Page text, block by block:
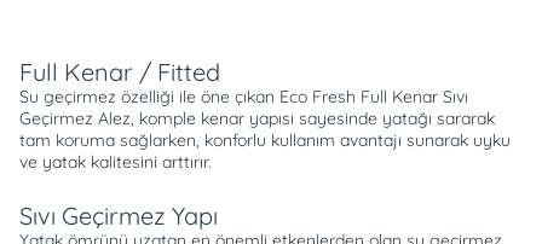
Full Kenar / Fitted
Su geçirmez özelliği ile öne çıkan Eco Fresh Full Kenar Sıvı
Geçirmez Alez, komple kenar yapısı sayesinde yatağı sararak
tam koruma sağlarken, konforlu kullanım avantajı sunarak uyku
ve yatak kalitesini arttırır.
Sıvı Geçirmez Yapı